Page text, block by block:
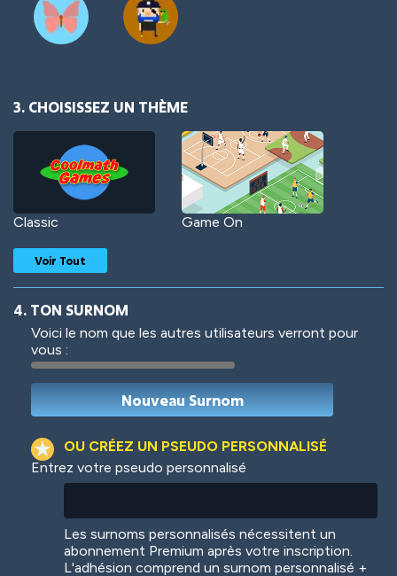
3. CHOISISSEZ UN THÈME
Classic Game On
Woof
Colorful
Voir Tout
4. TON SURNOM
Voici le nom que les autres utilisateurs verront pour
vous :
OU CRÉEZ UN PSEUDO PERSONNALISÉ
Entrez votre pseudo personnalisé
Les surnoms personnalisés nécessitent un
abonnement Premium après votre inscription.
L'adhésion comprend un surnom personnalisé +